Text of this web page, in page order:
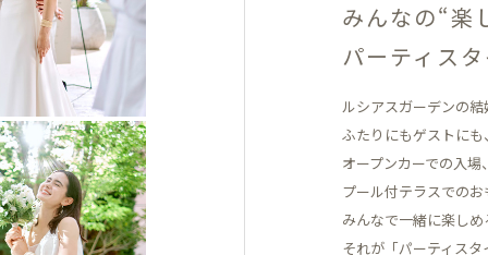
みんなの“楽
パーティス
ルシアスガーデンの
ふたりにもゲストにも
オープンカーでの入
プール付テラスでのお
みんなで一緒に楽し
それが「パーティス